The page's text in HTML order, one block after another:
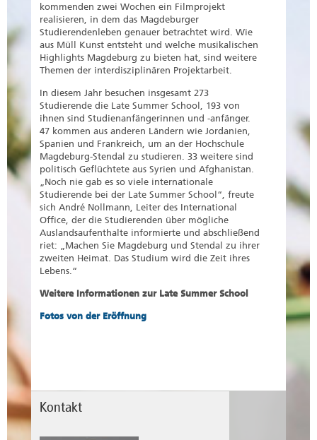
kommenden zwei Wochen ein Filmprojekt
realisieren, in dem das Magdeburger
Studierendenleben genauer betrachtet wird. Wie
aus Müll Kunst entsteht und welche musikalischen
Highlights Magdeburg zu bieten hat, sind weitere
Themen der interdisziplinären Projektarbeit.
In diesem Jahr besuchen insgesamt 273
Studierende die Late Summer School, 193 von
ihnen sind Studienanfängerinnen und -anfänger.
47 kommen aus anderen Ländern wie Jordanien,
Spanien und Frankreich, um an der Hochschule
Magdeburg-Stendal zu studieren. 33 weitere sind
politisch Geflüchtete aus Syrien und Afghanistan.
„Noch nie gab es so viele internationale
Studierende bei der Late Summer School“, freute
sich André Nollmann, Leiter des International
Office, der die Studierenden über mögliche
Auslandsaufenthalte informierte und abschließend
riet: „Machen Sie Magdeburg und Stendal zu ihrer
zweiten Heimat. Das Studium wird die Zeit ihres
Lebens.“
Weitere Informationen zur Late Summer School
Fotos von der Eröffnung
Kontakt